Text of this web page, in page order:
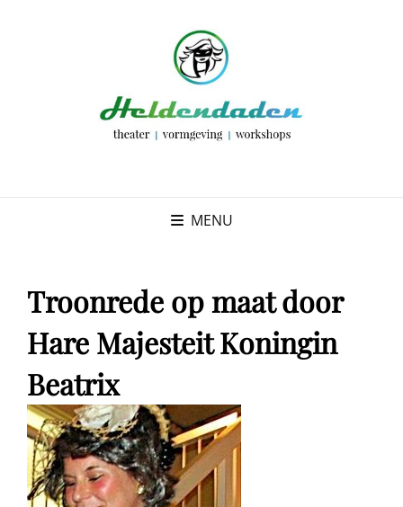
MENU
Troonrede op maat door
Hare Majesteit Koningin
Beatrix